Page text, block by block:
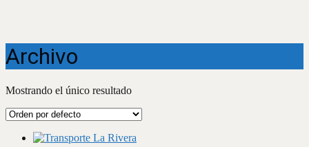
Archivo
Mostrando el único resultado